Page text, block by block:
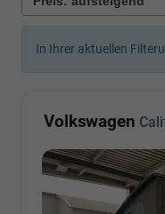
In Ihrer aktuellen
Volkswagen